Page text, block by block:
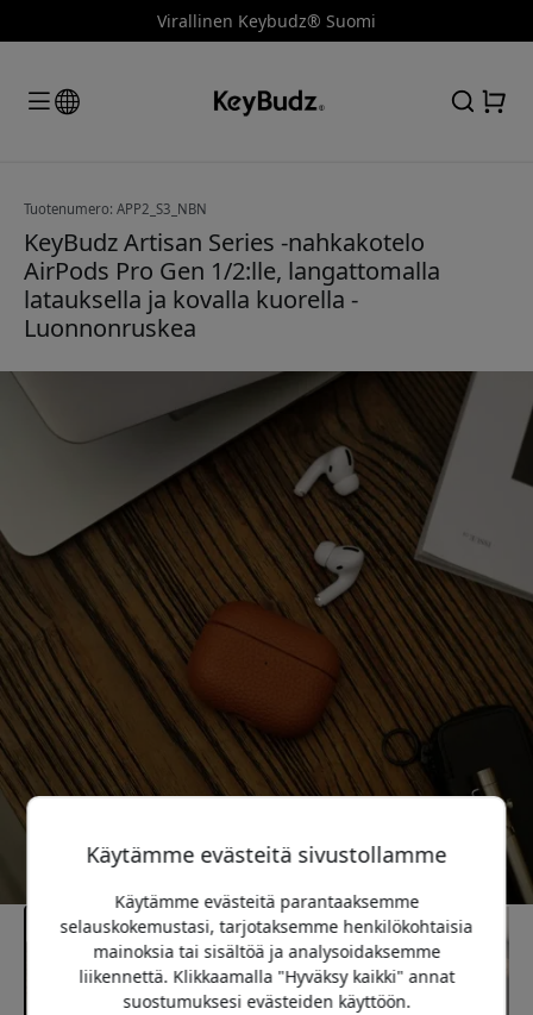
Virallinen Keybudz® Suomi
Tuotenumero: APP2_S3_NBN
KeyBudz Artisan Series -nahkakotelo
AirPods Pro Gen 1/2:lle, langattomalla
latauksella ja kovalla kuorella -
Luonnonruskea
Käytämme evästeitä sivustollamme
Käytämme evästeitä parantaaksemme
selauskokemustasi, tarjotaksemme henkilökohtaisia
mainoksia tai sisältöä ja analysoidaksemme
liikennettä. Klikkaamalla "Hyväksy kaikki" annat
suostumuksesi evästeiden käyttöön.